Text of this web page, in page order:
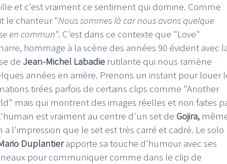
et c'est vraiment ce sentiment qui domine. Comme
le chanteur "Nous sommes là car nous avons quelque
en commun". C'est dans ce contexte que "Love"
hommage à la scène des années 90 évident avec
de Jean-Michel Labadie rutilante qui nous ramène
années en arrière. Prenons un instant pour louer
tirées parfois de certains clips comme "Another
mais qui montrent des images réelles et non faites
est vraiment au centre d'un set de Gojira,
a l'impression que le set est très carré et cadré. Le solo
Duplantierapporte sa touche d'humour avec ses
pour communiquer comme dans le clip de